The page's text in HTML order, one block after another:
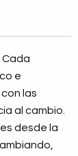
Cada
e
las
al cambio.
desde la